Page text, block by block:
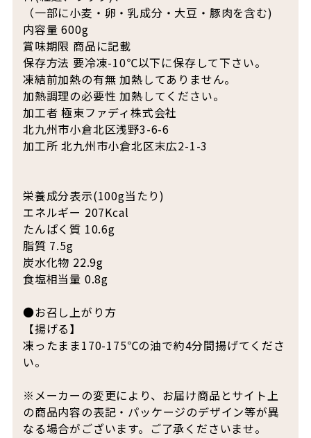
（一部に小麦・卵・乳成分・大豆・豚肉を含む)
内容量 600g
賞味期限 商品に記載
保存方法 要冷凍-10℃以下に保存して下さい。
凍結前加熱の有無 加熱してありません。
加熱調理の必要性 加熱してください。
加工者 極東ファディ株式会社
北九州市小倉北区浅野3-6-6
加工所 北九州市小倉北区末広2-1-3
栄養成分表示(100g当たり)
エネルギー 207Kcal
たんぱく質 10.6g
脂質 7.5g
炭水化物 22.9g
食塩相当量 0.8g
●お召し上がり方
【揚げる】
凍ったまま170-175℃の油で約4分間揚げてくださ
い。
※メーカーの変更により、お届け商品とサイト上
の商品内容の表記・パッケージのデザイン等が異
なる場合がございます。ご了承くださいませ。